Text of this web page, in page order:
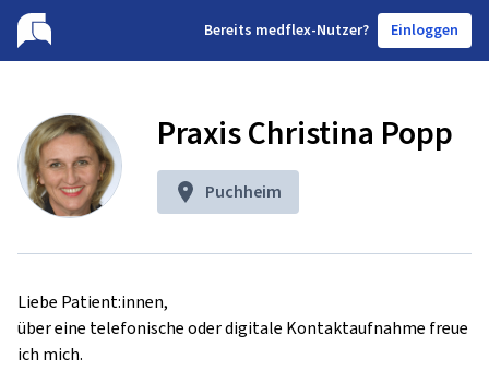
Bereits medflex-Nutzer? Einloggen
Praxis Christina Popp
Puchheim
Liebe Patient:innen,
über eine telefonische oder digitale Kontaktaufnahme freue
ich mich.